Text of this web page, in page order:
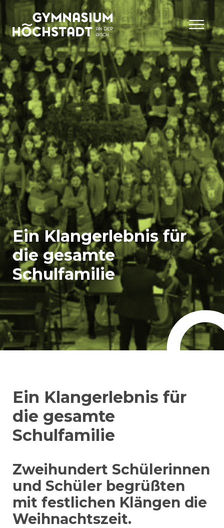
Ein Klangerlebnis für
die gesamte
Schulfamilie
Ein Klangerlebnis für
die gesamte
Schulfamilie
Zweihundert Schülerinnen
und Schüler begrüßten
mit festlichen Klängen die
Weihnachtszeit.